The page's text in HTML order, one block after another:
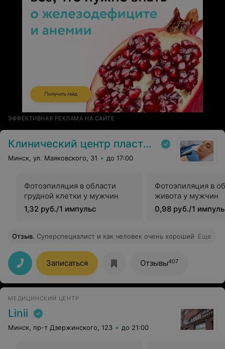
ЭФФЕКТИВНАЯ РЕКЛАМА НА САЙТЕ
Клинический центр пластической хирургии и медицинской косметологии
Минск, ул. Маяковского, 31 до 17:00
Фотоэпиляция в области
грудной клетки у мужчин
1,32 руб./1 импульс
Фотоэпиляция в
живота у мужчин
0,98 руб./1
Отзыв. Суперспециалист и как человек очень хороший Еще
Записаться Отзывы407
МЕДИЦИНСКИЙ ЦЕНТР
Linii
Минск, пр-т Дзержинского, 123 до 21:00